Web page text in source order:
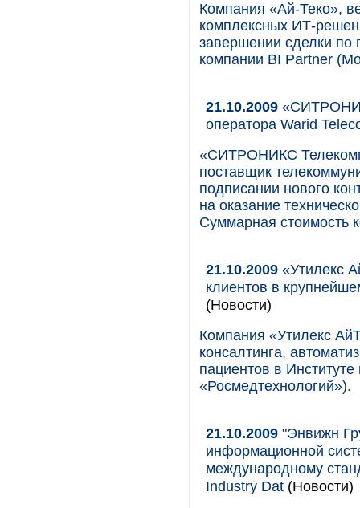
Компания «Ай-Теко»,
комплексных ИТ-
завершении сделки по
компании BI Partner
21.10.2009
оператора Warid
«СИТРОНИКС
поставщик
подписании нового
на оказание
Суммарная стоимость
21.10.2009 «Утилекс
клиентов в
(Новости)
Компания «Утилекс
консалтинга,
пациентов в
«Росмедтехнологий»).
21.10.2009 "Энвижн
информационной
международному
Industry Dat (Новости)